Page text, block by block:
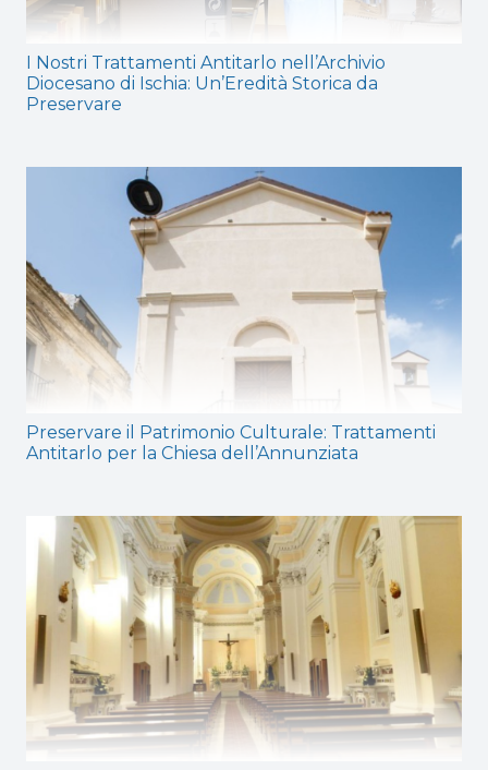
I Nostri Trattamenti Antitarlo nell’Archivio
Diocesano di Ischia: Un’Eredità Storica da
Preservare
Preservare il Patrimonio Culturale: Trattamenti
Antitarlo per la Chiesa dell’Annunziata